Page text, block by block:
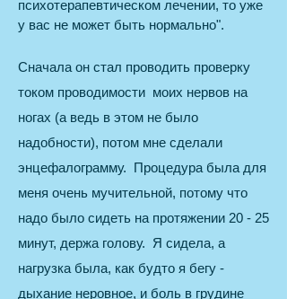
психотерапевтическом лечении, то уже
у вас не может быть нормально".
Сначала он стал проводить проверку
током проводимости моих нервов на
ногах (а ведь в этом не было
надобности), потом мне сделали
энцефалограмму. Процедура была для
меня очень мучительной, потому что
надо было сидеть на протяжении 20 - 25
минут, держа голову. Я сидела, а
нагрузка была, как будто я бегу -
дыхание неровное, и боль в грудине